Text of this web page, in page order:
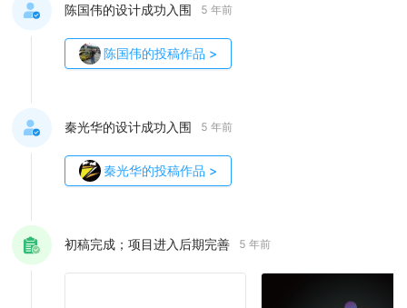
陈国伟的设计成功入围 5 年前
陈国伟的投稿作品 >
秦光华的设计成功入围 5 年前
秦光华的投稿作品 >
初稿完成；项目进入后期完善 5 年前